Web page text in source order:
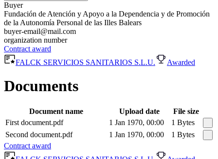
Buyer
Fundación de Atención y Apoyo a la Dependencia y de Promoción
de la Autonomía Personal de las Illes Balears
buyer-email@mail.com
organization number
Contract award
FALCK SERVICIOS SANITARIOS S.L.U.
Awarded
Documents
Document name Upload date
File size
First document.pdf
1 Jan 1970, 00:00
1 Bytes
Second document.pdf
1 Jan 1970, 00:00
1 Bytes
Contract award